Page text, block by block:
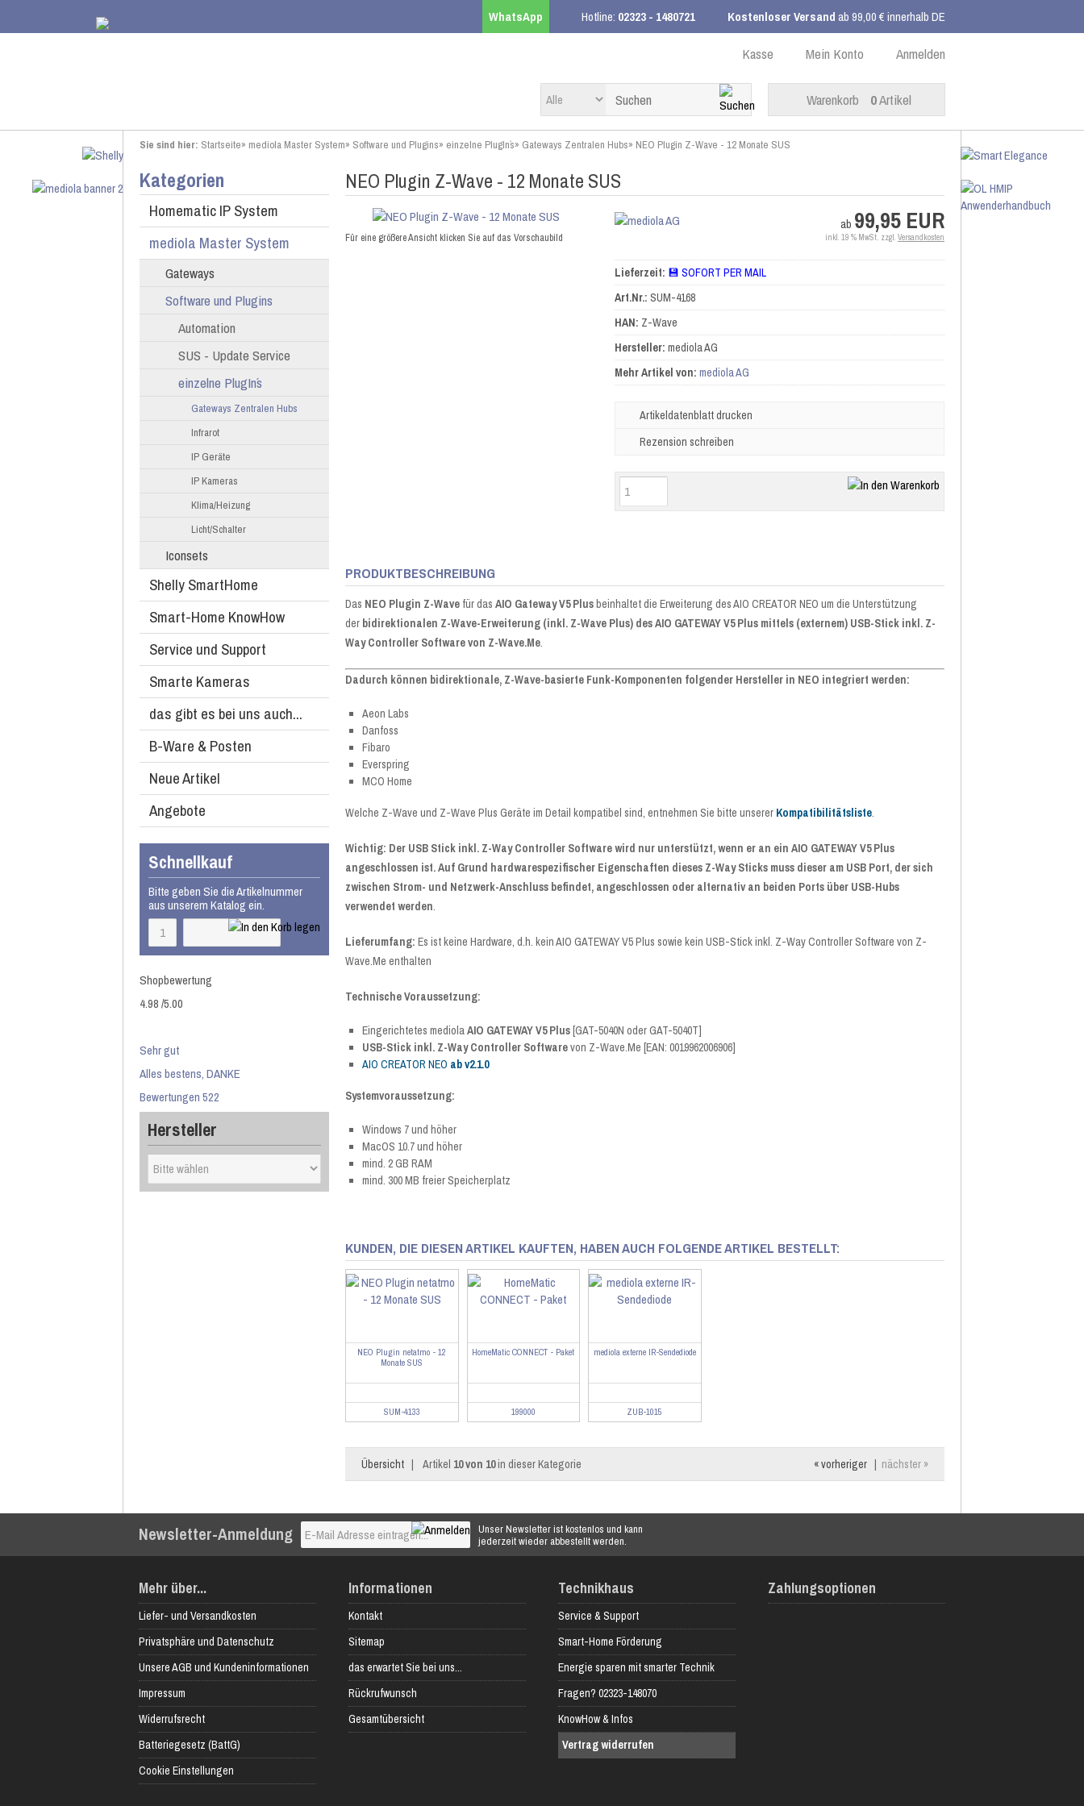
WhatsApp Hotline: 02323 - 1480721 Kostenloser Versandab 99,00 € innerhalb DE
Anmelden
Mein Konto
Kasse
Warenkorb 0Artikel
Sie sind hier: Startseite» mediola Master System» Software und Plugins» einzelne PlugIn´s» Gateways Zentralen Hubs» NEO Plugin Z-Wave - 12 Monate SUS
Kategorien
Homematic IP System
mediola Master System
Gateways
Software und Plugins
Automation
SUS - Update Service
einzelne PlugIn´s
Gateways Zentralen Hubs
Infrarot
IP Geräte
IP Kameras
Klima/Heizung
Licht/Schalter
Iconsets
Shelly SmartHome
Smart-Home KnowHow
Service und Support
Smarte Kameras
das gibt es bei uns auch...
B-Ware & Posten
Neue Artikel
Angebote
Schnellkauf
Bitte geben Sie die Artikelnummer
aus unserem Katalog ein.
Shopbewertung
4.98/5.00
Sehr gut
Alles bestens, DANKE
Bewertungen 522
Hersteller
NEO Plugin Z-Wave - 12 Monate SUS
Für eine größere Ansicht klicken Sie auf das Vorschaubild
ab 99,95 EUR
inkl. 19 % MwSt. zzgl. Versandkosten
Lieferzeit: 💾 SOFORT PER MAIL
Art.Nr.: SUM-4168
HAN: Z-Wave
Hersteller: mediola AG
Mehr Artikel von: mediola AG
Artikeldatenblatt drucken
Rezension schreiben
PRODUKTBESCHREIBUNG
Das NEO Plugin Z-Wave für das AIO Gateway V5 Plusbeinhaltet die Erweiterung des AIO CREATOR NEO um die Unterstützung
der bidirektionalen Z-Wave-Erweiterung (inkl. Z-Wave Plus) des AIO GATEWAY V5 Plus mittels (externem) USB-Stick inkl. Z-
Way Controller Software von Z-Wave.Me.
Dadurch können bidirektionale, Z-Wave-basierte Funk-Komponenten folgender Hersteller in NEO integriert werden:
Aeon Labs
Danfoss
Fibaro
Everspring
MCO Home
Welche Z-Wave und Z-Wave Plus Geräte im Detail kompatibel sind, entnehmen Sie bitte unserer Kompatibilitätsliste.
Wichtig: Der USB Stick inkl. Z-Way Controller Software wird nur unterstützt, wenn er an ein AIO GATEWAY V5 Plus
angeschlossen ist. Auf Grund hardwarespezifischer Eigenschaften dieses Z-Way Sticks muss dieser am USB Port, der sich
zwischen Strom- und Netzwerk-Anschluss befindet, angeschlossen oder alternativ an beiden Ports über USB-Hubs
verwendet werden.
Lieferumfang: Es ist keine Hardware, d.h. kein AIO GATEWAY V5 Plus sowie kein USB-Stick inkl. Z-Way Controller Software von Z-
Wave.Me enthalten
Technische Voraussetzung:
Eingerichtetes mediolaAIO GATEWAY V5 Plus[GAT-5040N oder GAT-5040T]
USB-Stick inkl. Z-Way Controller Softwarevon Z-Wave.Me [EAN: 0019962006906]
AIO CREATOR NEO ab v2.1.0
Systemvoraussetzung:
Windows 7 und höher
MacOS 10.7 und höher
mind. 2 GB RAM
mind. 300 MB freier Speicherplatz
KUNDEN, DIE DIESEN ARTIKEL KAUFTEN, HABEN AUCH FOLGENDE ARTIKEL BESTELLT:
NEO Plugin netatmo - 12
Monate SUS
SUM-4133
HomeMatic CONNECT - Paket
199000
mediola externe IR-Sendediode
ZUB-1015
Übersicht | Artikel 10 von 10in dieser Kategorie « vorheriger | nächster »
Newsletter-Anmeldung
Unser Newsletter ist kostenlos und kann
jederzeit wieder abbestellt werden.
Mehr über...
Liefer- und Versandkosten
Privatsphäre und Datenschutz
Unsere AGB und Kundeninformationen
Impressum
Widerrufsrecht
Batteriegesetz (BattG)
Cookie Einstellungen
Informationen
Kontakt
Sitemap
das erwartet Sie bei uns...
Rückrufwunsch
Gesamtübersicht
Technikhaus
Service & Support
Smart-Home Förderung
Energie sparen mit smarter Technik
Fragen? 02323-148070
KnowHow & Infos
Vertrag widerrufen
Zahlungsoptionen